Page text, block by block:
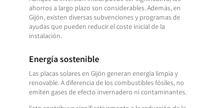
ahorros a largo plazo son considerables. Además, en
Gijón, existen diversas subvenciones y programas de
ayudas que pueden reducir el coste inicial de la
instalación.
Energía sostenible
Las placas solares en Gijón generan energía limpia y
renovable. A diferencia de los combustibles fósiles, no
emiten gases de efecto invernadero ni contaminantes.